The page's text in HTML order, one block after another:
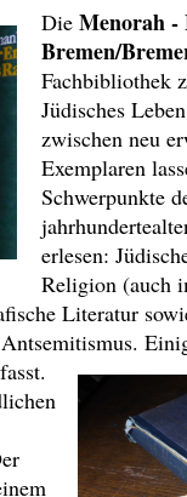
Die Menorah -
Bremen/
Fachbibliothek
Jüdisches
zwischen neu
Exemplaren
Schwerpunkte
erlesen:
Religion (auch
Literatur